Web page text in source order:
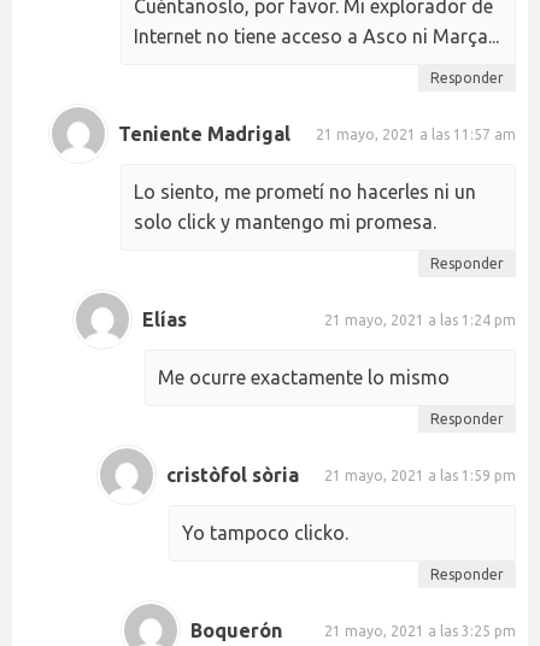
Cuéntanoslo, por favor. Mi explorador de
Internet no tiene acceso a Asco ni Marça...
Responder
Teniente Madrigal 21 mayo, 2021 a las 11:57 am
Lo siento, me prometí no hacerles ni un
solo click y mantengo mi promesa.
Responder
Elías 21 mayo, 2021 a las 1:24 pm
Me ocurre exactamente lo mismo
Responder
cristòfol sòria 21 mayo, 2021 a las 1:59 pm
Yo tampoco clicko.
Responder
Boquerón 21 mayo, 2021 a las 3:25 pm